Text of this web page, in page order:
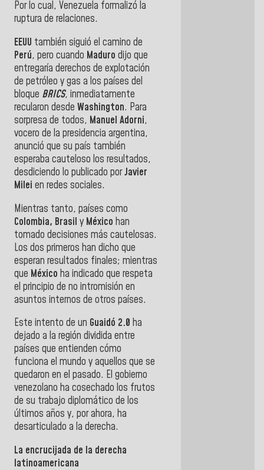
Por lo cual, Venezuela formalizó la
ruptura de relaciones.
EEUU también siguió el camino de
Perú, pero cuando Maduro dijo que
entregaría derechos de explotación
de petróleo y gas a los países del
bloque BRICS, inmediatamente
recularon desde Washington. Para
sorpresa de todos, Manuel Adorni,
vocero de la presidencia argentina,
anunció que su país también
esperaba cauteloso los resultados,
desdiciendo lo publicado porJavier
Milei en redes sociales.
Mientras tanto, países como
Colombia, Brasil y México han
tomado decisiones más cautelosas.
Los dos primeros han dicho que
esperan resultados finales; mientras
que México ha indicado que respeta
el principio de no intromisión en
asuntos internos de otros países.
Este intento de un Guaidó 2.0 ha
dejado a la región dividida entre
países que entienden cómo
funciona el mundo y aquellos que se
quedaron en el pasado. El gobierno
venezolano ha cosechado los frutos
de su trabajo diplomático de los
últimos años y, por ahora, ha
desarticulado a la derecha.
La encrucijada de la derecha
latinoamericana